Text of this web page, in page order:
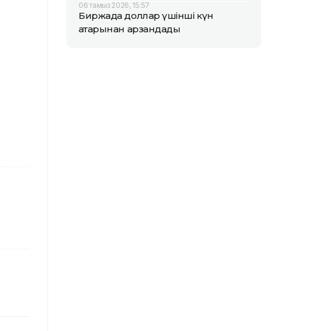
06 тамыз 2026, 15:57
Биржада доллар үшінші күн
қатарынан арзандады